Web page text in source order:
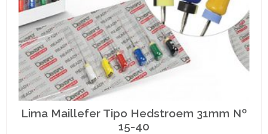
Lima Maillefer Tipo Hedstroem 31mm Nº
15-40